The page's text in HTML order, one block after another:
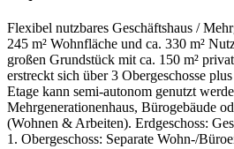
Flexibel nutzbares Geschäftshaus /
245 m² Wohnfläche und ca. 330 m²
großen Grundstück mit ca. 150 m²
erstreckt sich über 3 Obergeschosse
Etage kann semi-autonom genutzt
Mehrgenerationenhaus, Bürogebäude
(Wohnen & Arbeiten). Erdgeschoss:
1. Obergeschoss: Separate Wohn-/